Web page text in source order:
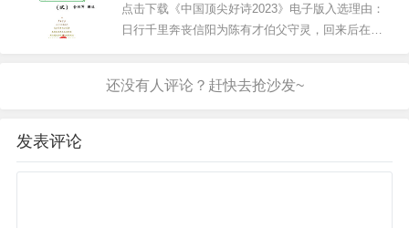
需要追问负面的现象级的诗人，那也能在《屠名祭
诗》里找名特大诗特小的就基本符合。伊沙、沈浩
点击下载《中国顶尖好诗2023》电子版入选理由：
日行千里奔丧信阳为陈有才伯父守灵，回来后在其
由就是：中国诗根。跟伊沙能为他自己颁发的奖项
发表评论